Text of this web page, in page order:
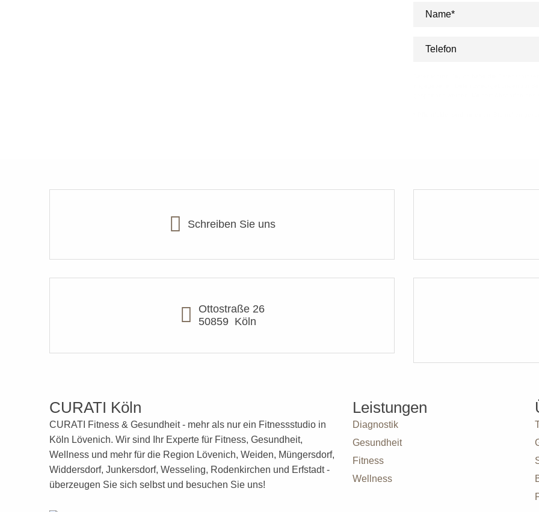
Name*
Telefon
Schreiben Sie uns
Ottostraße 26
50859 Köln
CURATI Köln
CURATI Fitness & Gesundheit - mehr als nur ein Fitnessstudio in
Köln Lövenich. Wir sind Ihr Experte für Fitness, Gesundheit,
Wellness und mehrfür die Region Lövenich, Weiden, Müngersdorf,
Widdersdorf, Junkersdorf, Wesseling, Rodenkirchen und Erfstadt -
überzeugen Sie sich selbst und besuchen Sie uns!
Leistungen
Diagnostik
Gesundheit
Fitness
Wellness